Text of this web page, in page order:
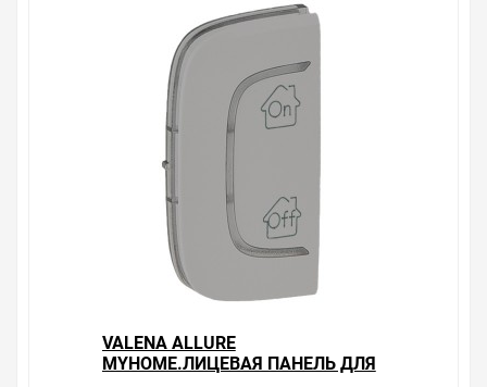
VALENA ALLURE
MYHOME.ЛИЦЕВАЯ ПАНЕЛЬ ДЛЯ